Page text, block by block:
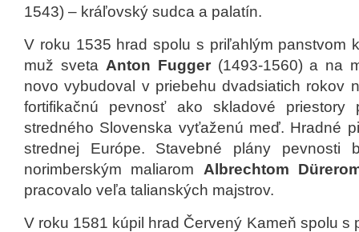
1543) – kráľovský sudca a palatín.
V roku 1535 hrad spolu s priľahlým panstvom
muž sveta Anton Fugger (1493-1560) a na
novo vybudoval v priebehu dvadsiatich rokov
fortifikačnú pevnosť ako skladové
stredného Slovenska vyťaženú meď. Hradné
strednej Európe. Stavebné plány pevnosti
norimberským maliarom Albrechtom
pracovalo veľa talianských majstrov.
V roku 1581 kúpil hrad Červený Kameň spolu s